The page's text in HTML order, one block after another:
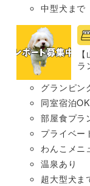
中型犬まで
ラ
グランピン
同室宿泊OK
部屋食プラ
プライベー
わんこメニ
温泉あり
超大型犬ま